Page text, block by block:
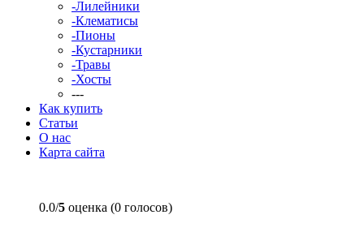
-Лилейники
-Клематисы
-Пионы
-Кустарники
-Травы
-Хосты
---
Как купить
Статьи
О нас
Карта сайта
0.0/5 оценка (0 голосов)